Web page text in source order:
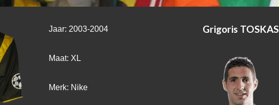
Jaar: 2003-2004
Maat: XL
Merk: Nike
Grigoris TOSKAS